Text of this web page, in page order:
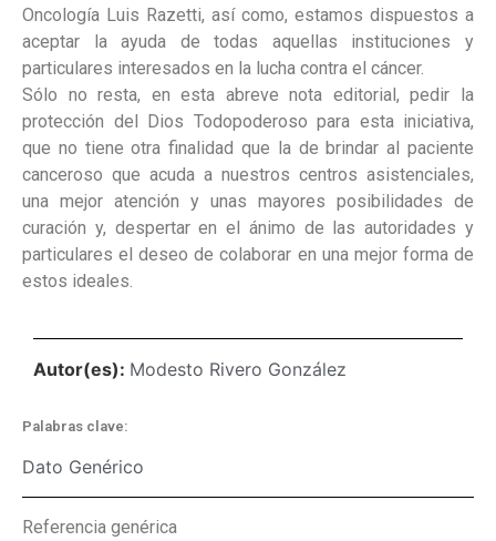
Oncología Luis Razetti, así como, estamos dispuestos a
aceptar la ayuda de todas aquellas instituciones y
particulares interesados en la lucha contra el cáncer.
Sólo no resta, en esta abreve nota editorial, pedir la
protección del Dios Todopoderoso para esta iniciativa,
que no tiene otra finalidad que la de brindar al paciente
canceroso que acuda a nuestros centros asistenciales,
una mejor atención y unas mayores posibilidades de
curación y, despertar en el ánimo de las autoridades y
particulares el deseo de colaborar en una mejor forma de
estos ideales.
Autor(es): Modesto Rivero González
Palabras clave:
Dato Genérico
Referencia genérica